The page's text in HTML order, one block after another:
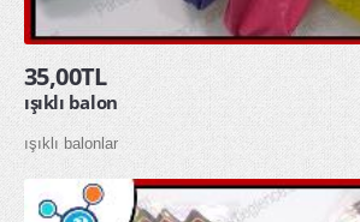
Parti Kürdanları
Parti Mumları
Parti Tabakları
Parti Taçları
Peçeteler
35,00TL
ışıklı balon
ışıklı balonlar